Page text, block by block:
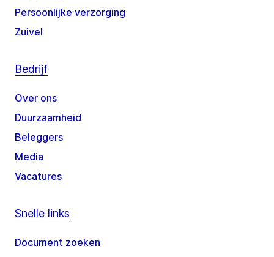
Persoonlijke verzorging
Zuivel
Bedrijf
Over ons
Duurzaamheid
Beleggers
Media
Vacatures
Snelle links
Document zoeken